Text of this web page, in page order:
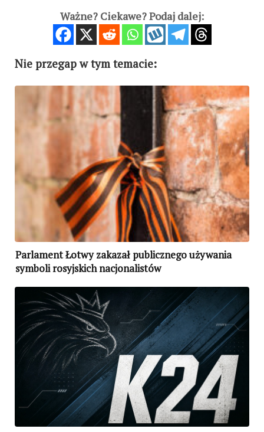
Ważne? Ciekawe? Podaj dalej:
Nie przegap w tym temacie:
Parlament Łotwy zakazał publicznego używania
symboli rosyjskich nacjonalistów